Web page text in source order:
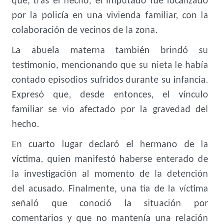
por la policía en una vivienda familiar, con la
colaboración de vecinos de la zona.
La abuela materna también brindó su
testimonio, mencionando que su nieta le había
contado episodios sufridos durante su infancia.
Expresó que, desde entonces, el vínculo
familiar se vio afectado por la gravedad del
hecho.
En cuarto lugar declaró el hermano de la
víctima, quien manifestó haberse enterado de
la investigación al momento de la detención
del acusado. Finalmente, una tía de la víctima
señaló que conoció la situación por
comentarios y que no mantenía una relación